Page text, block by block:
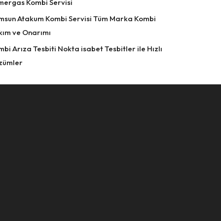
Kombi Servisi
Atakum Kombi Servisi Tüm Marka Kombi
ve Onarımı
Arıza Tesbiti Nokta isabet Tesbitler ile Hızlı